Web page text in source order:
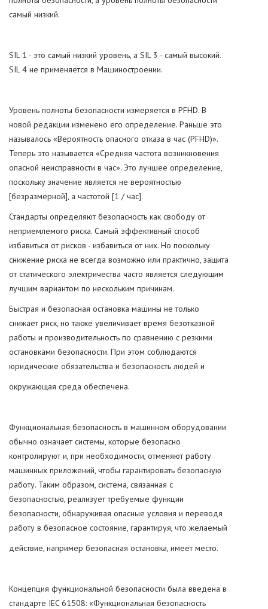
самый низкий.
SIL 1 - это самый низкий уровень, а SIL 3 - самый высокий.
SIL 4 не применяется в Машиностроении.
Уровень полноты безопасности измеряется в PFHD. В
новой редакции изменено его определение. Раньше это
называлось «Вероятность опасного отказа в час (PFHD)».
Теперь это называется «Средняя частота возникновения
опасной неисправности в час». Это лучшее определение,
поскольку значение является не вероятностью
[безразмерной], а частотой [1 / час].
Стандарты определяют безопасность как свободу от
неприемлемого риска. Самый эффективный способ
избавиться от рисков - избавиться от них. Но поскольку
снижение риска не всегда возможно или практично, защита
от статического электричества часто является следующим
лучшим вариантом по нескольким причинам.
Быстрая и безопасная остановка машины не только
снижает риск, но также увеличивает время безотказной
работы и производительность по сравнению с резкими
остановками безопасности. При этом соблюдаются
юридические обязательства и безопасность людей и
окружающая среда обеспечена.
Функциональная безопасность в машинном оборудовании
обычно означает системы, которые безопасно
контролируют и, при необходимости, отменяют работу
машинных приложений, чтобы гарантировать безопасную
работу. Таким образом, система, связанная с
безопасностью, реализует требуемые функции
безопасности, обнаруживая опасные условия и переводя
работу в безопасное состояние, гарантируя, что желаемый
действие, например безопасная остановка, имеет место.
Концепция функциональной безопасности была введена в
стандарте IEC 61508: «Функциональная безопасность